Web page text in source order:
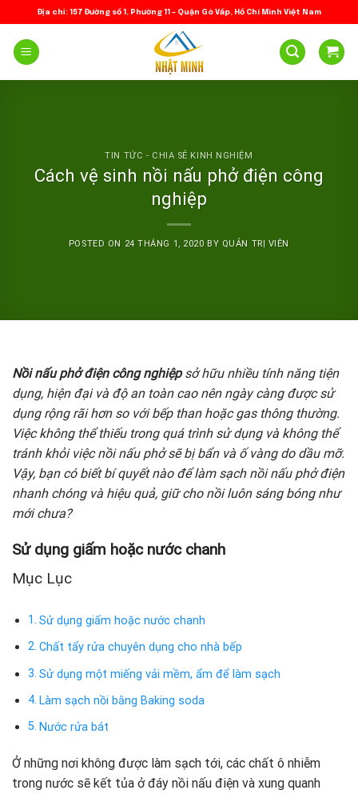
to
content
Địa chỉ: 157 Đường số 1, Phường 11 – Quận Gò Vấp, Hồ Chí Minh Việt Nam
TIN TỨC - CHIA SẺ KINH NGHIỆM
Cách vệ sinh nồi nấu phở điện công
nghiệp
POSTED ON 24 THÁNG 1, 2020 BY QUẢN TRỊ VIÊN
Nồi nấu phở điện công nghiệpsở hữu nhiều tính năng tiện
dụng, hiện đại và độ an toàn cao nên ngày càng được sử
dụng rộng rãi hơn so với bếp than hoặc gas thông thường.
Việc không thể thiếu trong quá trình sử dụng và không thể
tránh khỏi việc nồi nấu phở sẽ bị bẩn và ố vàng do dầu mỡ.
Vậy, bạn có biết bí quyết nào để làm sạch nồi nấu phở điện
nhanh chóng và hiệu quả, giữ cho nồi luôn sáng bóng như
mới chưa?
Sử dụng giấm hoặc nước chanh
Mục Lục
Sử dụng giấm hoặc nước chanh
Chất tẩy rửa chuyên dụng cho nhà bếp
Sử dụng một miếng vải mềm, ẩm để làm sạch
Làm sạch nồi bằng Baking soda
Nước rửa bát
Ở những nơi không được làm sạch tới, các chất ô nhiễm
trong nước sẽ kết tủa ở đáy nồi nấu điện và xung quanh